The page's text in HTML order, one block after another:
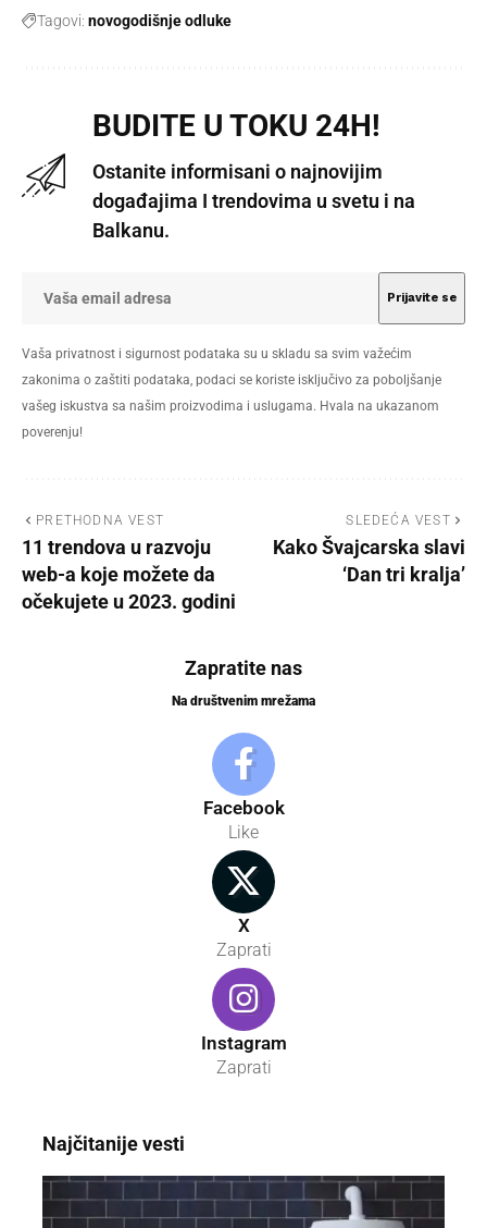
Tagovi: novogodišnje odluke
BUDITE U TOKU 24H!
Ostanite informisani o najnovijim
događajima I trendovima u svetu i na
Balkanu.
Vaša privatnost i sigurnost podataka su u skladu sa svim važećim
zakonima o zaštiti podataka, podaci se koriste isključivo za poboljšanje
vašeg iskustva sa našim proizvodima i uslugama. Hvala na ukazanom
poverenju!
PRETHODNA VEST
11 trendova u razvoju
web-a koje možete da
očekujete u 2023. godini
SLEDEĆA VEST
Kako Švajcarska slavi
‘Dan tri kralja’
Zapratite nas
Na društvenim mrežama
Facebook
Like
X
Zaprati
Instagram
Zaprati
Najčitanije vesti